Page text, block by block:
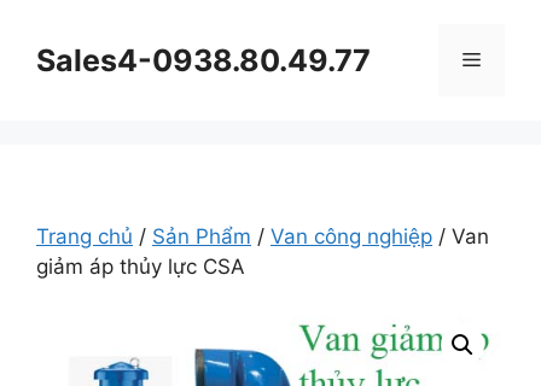
Sales4-0938.80.49.77 Menu
Trang chủ / Sản Phẩm / Van công nghiệp / Van
giảm áp thủy lực CSA